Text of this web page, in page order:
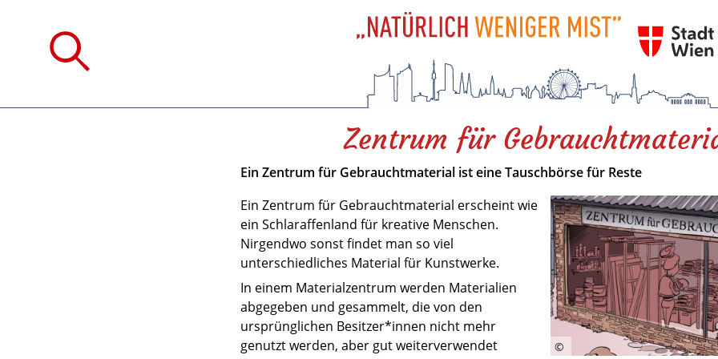
Zentrum für
Ein Zentrum für Gebrauchtmaterial ist eine Tauschbörse für Reste
Ein Zentrum für Gebrauchtmaterial erscheint wie
ein Schlaraffenland für kreative Menschen.
Nirgendwo sonst findet man so viel
unterschiedliches Material für Kunstwerke.
In einem Materialzentrum werden Materialien
abgegeben und gesammelt, die von den
ursprünglichen Besitzer*innen nicht mehr
genutzt werden, aber gut weiterverwendet